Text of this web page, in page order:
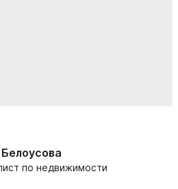
по недвижимости